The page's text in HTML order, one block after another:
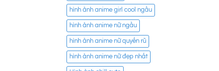
hình ảnh anime girl cool ngầu
hình ảnh anime nữ ngầu
hình ảnh anime nữ quyến rũ
hình ảnh anime nữ đẹp nhất